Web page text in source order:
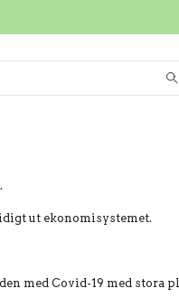
ut ekonomisystemet.
med Covid-19 med stora